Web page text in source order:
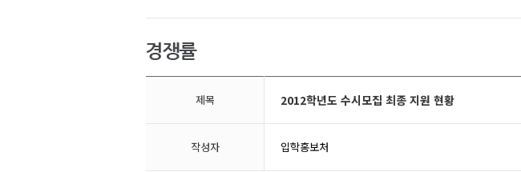
제목 2012학년도 수시모집 최종 지원 현황
작성자 입학홍보처